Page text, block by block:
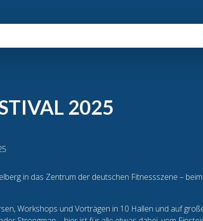
2025
in das Zentrum der deutschen Fitnessszene –
Workshops und Vorträgen in 10 Hallen und auf